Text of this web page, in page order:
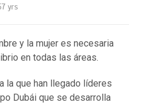
yrs
y la mujer es necesaria
en todas las áreas.
la que han llegado líderes
Dubái que se desarrolla